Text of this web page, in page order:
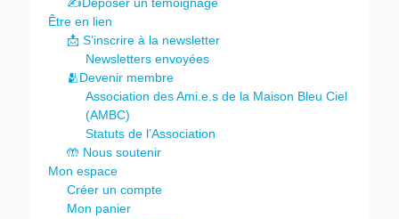
Être en lien
📩 S’inscrire à la newsletter
Newsletters envoyées
🫂Devenir membre
Association des Ami.e.s de la Maison Bleu Ciel
(AMBC)
Statuts de l’Association
🤲 Nous soutenir
Mon espace
Créer un compte
Mon panier